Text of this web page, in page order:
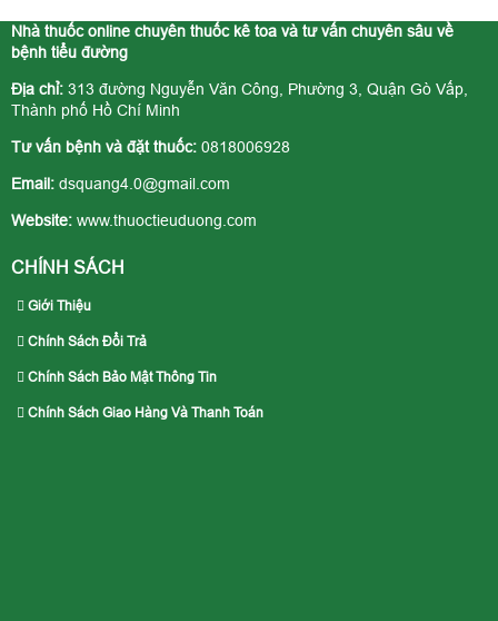
Nhà thuốc online chuyên thuốc kê toa và tư vấn chuyên sâu về
bệnh tiểu đường
Địa chỉ: 313 đường Nguyễn Văn Công, Phường 3, Quận Gò Vấp,
Thành phố Hồ Chí Minh
Tư vấn bệnh và đặt thuốc: 0818006928
Email: dsquang4.0@gmail.com
Website: www.thuoctieuduong.com
CHÍNH SÁCH
Giới Thiệu
Chính Sách Đổi Trả
Chính Sách Bảo Mật Thông Tin
Chính Sách Giao Hàng Và Thanh Toán